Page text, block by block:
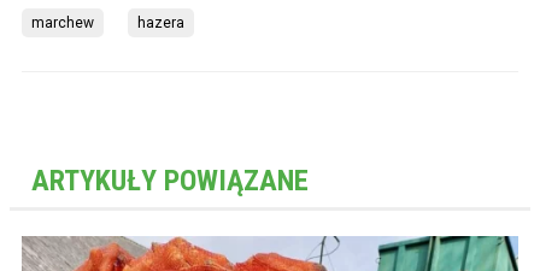
marchew hazera
ARTYKUŁY POWIĄZANE